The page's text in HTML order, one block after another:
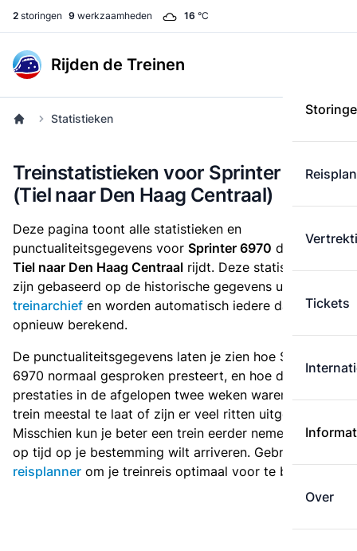
2 storingen 9 werkzaamheden 16 °C
Rijden de Treinen
Tickets
Over
Statistieken
Treinstatistieken voor Sprinter 6970
(Tiel naar Den Haag Centraal)
Deze pagina toont alle statistieken en
punctualiteitsgegevens voor Sprinter 6970 die
van
Tiel naar Den Haag Centraal rijdt. Deze statistieken
zijn gebaseerd op de historische gegevens uit het
treinarchief en worden automatisch iedere dag
opnieuw berekend.
De punctualiteitsgegevens laten je zien hoe Sprinter
6970 normaal gesproken presteert, en hoe de
prestaties in de afgelopen twee weken waren. Is deze
trein meestal te laat of zijn er veel ritten uitgevallen?
Misschien kun je beter een trein eerder nemen als je
op tijd op je bestemming wilt arriveren. Gebruik de
reisplanner om je treinreis optimaal voor te bereiden.